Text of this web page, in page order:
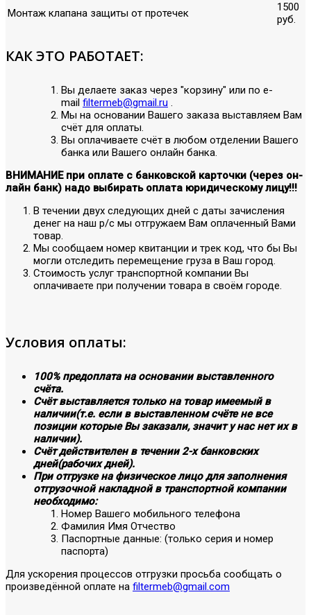
Монтаж клапана защиты от протечек
1500
руб.
КАК ЭТО РАБОТАЕТ:
Вы делаете заказ через "корзину" или по е-
mail filtermeb@gmail.ru
Мы на основании Вашего заказа выставляем Вам
счёт для оплаты.
Вы оплачиваете счёт в любом отделении Вашего
банка или Вашего онлайн банка.
ВНИМАНИЕ при оплате с банковской карточки (через он-
лайн банк) надо выбирать оплата юридическому лицу!!!
В течении двух следующих дней с даты зачисления
денег на наш р/с мы отгружаем Вам оплаченный Вами
товар.
Мы сообщаем номер квитанции и трек код, что бы Вы
могли отследить перемещение груза в Ваш город.
Стоимость услуг транспортной компании Вы
оплачиваете при получении товара в своём городе.
Условия оплаты:
100% предоплата на основании выставленного
счёта.
Счёт выставляется только на товар имеемый в
наличии(т.е. если в выставленном счёте не все
позиции которые Вы заказали, значит у нас нет их в
наличии).
Счёт действителен в течении 2-х банковских
дней(рабочих дней).
При отгрузке на физическое лицо для заполнения
отгрузочной накладной в транспортной компании
необходимо:
Номер Вашего мобильного телефона
Фамилия Имя Отчество
Паспортные данные: (только серия и номер
паспорта)
Для ускорения процессов отгрузки просьба сообщать о
произведённой оплате на filtermeb@gmail.com